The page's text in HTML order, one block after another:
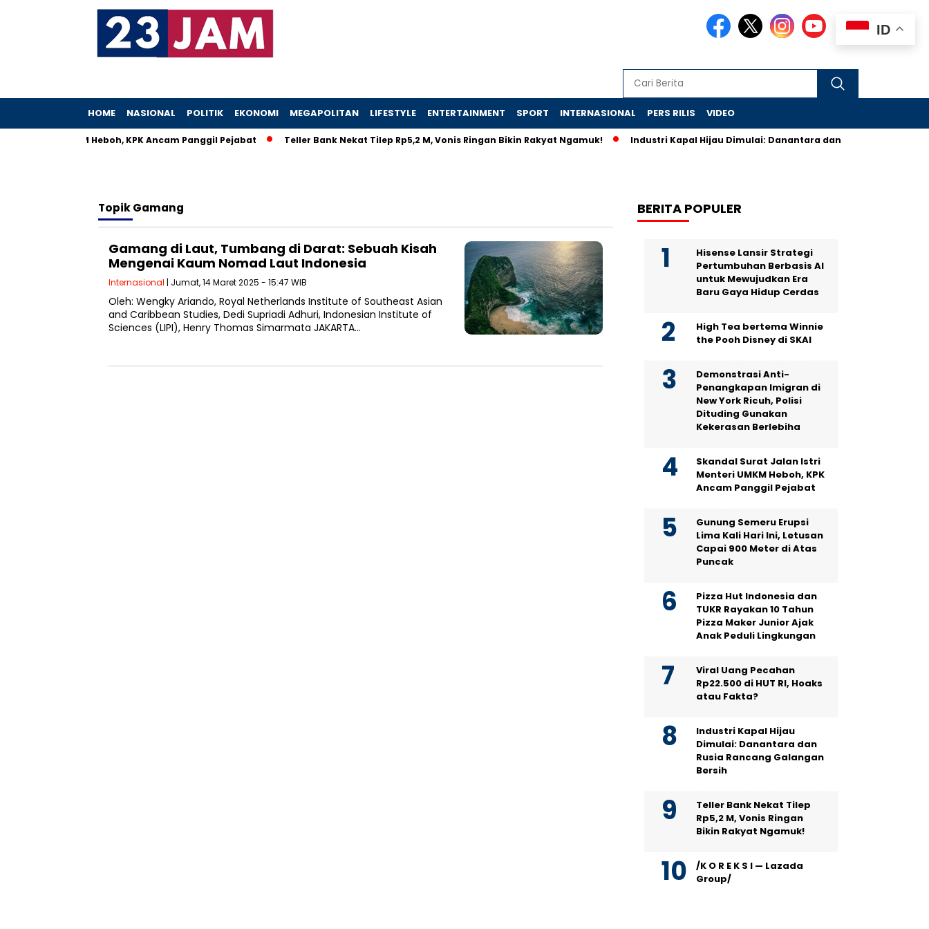
HOME NASIONAL POLITIK EKONOMI MEGAPOLITAN LIFESTYLE ENTERTAINMENT SPORT INTERNASIONAL PERS RILIS VIDEO
Menteri UMKM Heboh, KPK Ancam Panggil Pejabat Teller Bank Nekat Tilep Rp5,2 M, Vonis Ringan Bikin Rakyat Ngamuk! Industri Kapal Hijau Dimulai: Danantara dan Rusia Rancang
TopikGamang
Gamang di Laut, Tumbang di Darat: Sebuah Kisah
Mengenai Kaum Nomad Laut Indonesia
Internasional | Jumat, 14 Maret 2025 - 15:47 WIB
Oleh: Wengky Ariando, Royal Netherlands Institute of Southeast Asian
and Caribbean Studies, Dedi Supriadi Adhuri, Indonesian Institute of
Sciences (LIPI), Henry Thomas Simarmata JAKARTA…
BERITA POPULER
Hisense Lansir Strategi
Pertumbuhan Berbasis AI
untuk Mewujudkan Era
Baru Gaya Hidup Cerdas
High Tea bertema Winnie
the Pooh Disney di SKAI
Demonstrasi Anti-
Penangkapan Imigran di
New York Ricuh, Polisi
Dituding Gunakan
Kekerasan Berlebiha
Skandal Surat Jalan Istri
Menteri UMKM Heboh, KPK
Ancam Panggil Pejabat
Gunung Semeru Erupsi
Lima Kali Hari Ini, Letusan
Capai 900 Meter di Atas
Puncak
Pizza Hut Indonesia dan
TUKR Rayakan 10 Tahun
Pizza Maker Junior Ajak
Anak Peduli Lingkungan
Viral Uang Pecahan
Rp22.500 di HUT RI, Hoaks
atau Fakta?
Industri Kapal Hijau
Dimulai: Danantara dan
Rusia Rancang Galangan
Bersih
Teller Bank Nekat Tilep
Rp5,2 M, Vonis Ringan
Bikin Rakyat Ngamuk!
/K O R E K S I — Lazada
Group/
ID